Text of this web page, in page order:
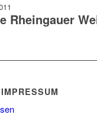
Rheingauer